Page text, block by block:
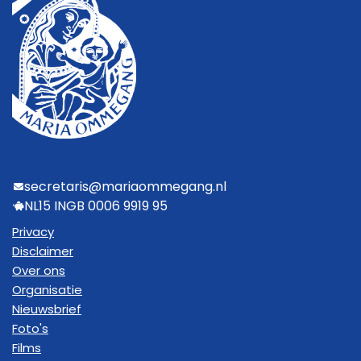
secretaris@mariaommegang.nl
NL15 INGB 0006 9919 95
Privacy
Disclaimer
Over ons
Organisatie
Nieuwsbrief
Foto's
Films